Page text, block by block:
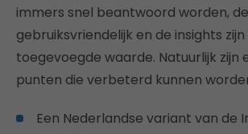
immers snel beantwoord worden,
gebruiksvriendelijk en de insights
toegevoegde waarde. Natuurlijk zijn
punten die verbeterd kunnen
Een Nederlandse variant van de